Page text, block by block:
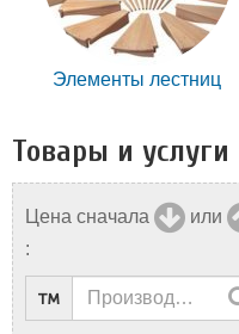
Элементы лестниц
Товары и услуги
Цена сначала
или
: